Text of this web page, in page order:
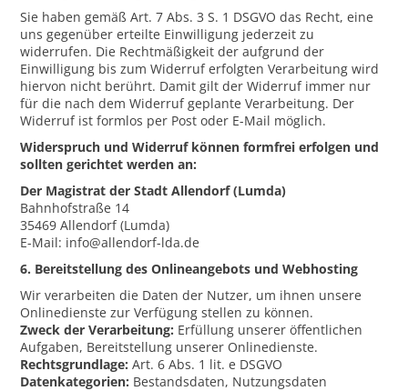
Sie haben gemäß Art. 7 Abs. 3 S. 1 DSGVO das Recht, eine
uns gegenüber erteilte Einwilligung jederzeit zu
widerrufen. Die Rechtmäßigkeit der aufgrund der
Einwilligung bis zum Widerruf erfolgten Verarbeitung wird
hiervon nicht berührt. Damit gilt der Widerruf immer nur
für die nach dem Widerruf geplante Verarbeitung. Der
Widerruf ist formlos per Post oder E-Mail möglich.
Widerspruch und Widerruf können formfrei erfolgen und
sollten gerichtet werden an:
Der Magistrat der Stadt Allendorf (Lumda)
Bahnhofstraße 14
35469 Allendorf (Lumda)
E-Mail: info@allendorf-lda.de
6. Bereitstellung des Onlineangebots und Webhosting
Wir verarbeiten die Daten der Nutzer, um ihnen unsere
Onlinedienste zur Verfügung stellen zu können.
Zweck der Verarbeitung: Erfüllung unserer öffentlichen
Aufgaben, Bereitstellung unserer Onlinedienste.
Rechtsgrundlage: Art. 6 Abs. 1 lit. e DSGVO
Datenkategorien: Bestandsdaten, Nutzungsdaten